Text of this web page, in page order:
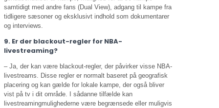
samtidigt med andre fans (Dual View), adgang til kampe fra
tidligere sæsoner og eksklusivt indhold som dokumentarer
og interviews.
9. Er der blackout-regler for NBA-
livestreaming?
– Ja, der kan være blackout-regler, der påvirker visse NBA-
livestreams. Disse regler er normalt baseret på geografisk
placering og kan gælde for lokale kampe, der også bliver
vist på tv i dit område. I sådanne tilfælde kan
livestreamingmulighederne være begrænsede eller muligvis